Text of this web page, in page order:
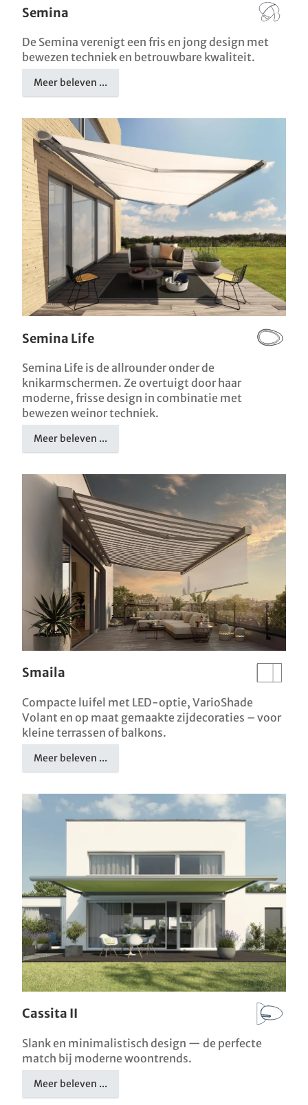
Semina
De Semina verenigt een fris en jong design met
bewezen techniek en betrouwbare kwaliteit.
Meer beleven ...
Semina Life
Semina Life is de allrounder onder de
knikarmschermen. Ze overtuigt door haar
moderne, frisse design in combinatie met
bewezen weinor techniek.
Meer beleven ...
Smaila
Compacte luifel met LED-optie, VarioShade
Volant en op maat gemaakte zijdecoraties – voor
kleine terrassen of balkons.
Meer beleven ...
Cassita II
Slank en minimalistisch design — de perfecte
match bij moderne woontrends.
Meer beleven ...